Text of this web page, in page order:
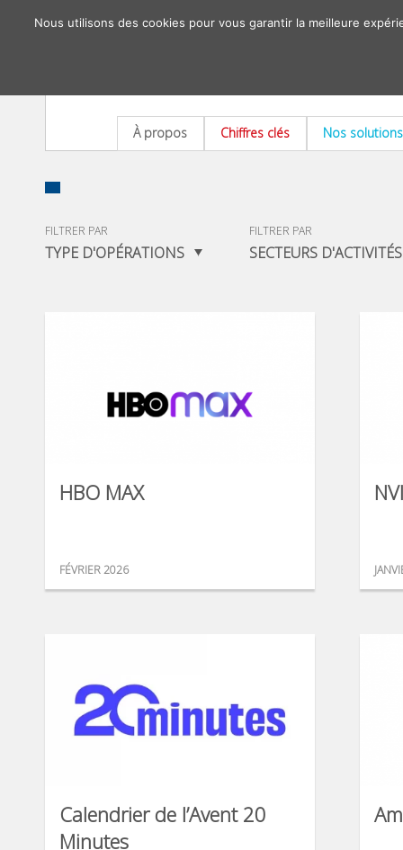
À propos Chiffres clés Nos solutions
FILTRER PAR
TYPE D'OPÉRATIONS
FILTRER PAR
SECTEURS D'ACTIVITÉS
HBO MAX
FÉVRIER 2026
Calendrier de l’Avent 20
Minutes
Nous utilisons des cookies pour vous garantir la meilleure